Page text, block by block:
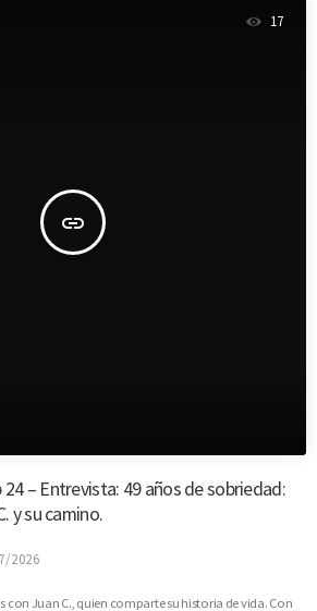
insert_link
17
24 – Entrevista: 49 años de sobriedad:
y su camino.
2026
con Juan C., quien comparte su historia de vida. Con